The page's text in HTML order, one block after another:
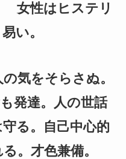
女性はヒステリ
い。
をそらさぬ。
発達。人の世話
る。自己中心的
。才色兼備。